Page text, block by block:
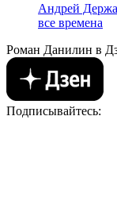
Андрей
все времена
Роман Данилин в
Подписывайтесь: